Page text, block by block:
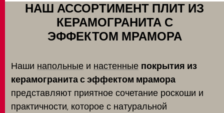
НАШ АССОРТИМЕНТ ПЛИТ ИЗ
КЕРАМОГРАНИТА С
ЭФФЕКТОМ МРАМОРА
Наши напольные и настенные покрытия из
керамогранита с эффектом мрамора
представляют приятное сочетание роскоши и
практичности, которое с натуральной